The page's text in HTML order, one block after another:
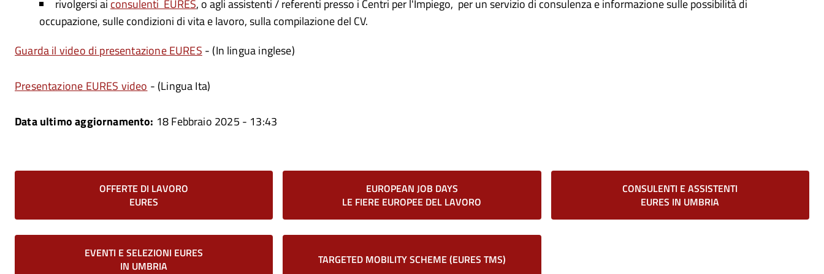
rivolgersi ai consulenti EURES, o agli assistenti / referenti presso i Centri per l'Impiego, per un servizio di consulenza e informazione sulle possibilità di
occupazione, sulle condizioni di vita e lavoro, sulla compilazione del CV.
Guarda il video di presentazione EURES - (In lingua inglese)
Presentazione EURES video - (Lingua Ita)
Data ultimo aggiornamento: 18 Febbraio 2025 - 13:43
OFFERTE DI LAVORO
EURES
EUROPEAN JOB DAYS
LE FIERE EUROPEE DEL LAVORO
CONSULENTI E ASSISTENTI
EURES IN UMBRIA
EVENTI E SELEZIONI EURES
IN UMBRIA
TARGETED MOBILITY SCHEME (EURES TMS)